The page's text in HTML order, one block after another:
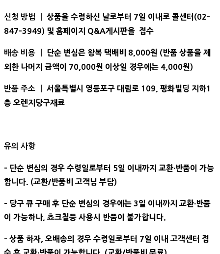
신청 방법 ㅣ 상품을 수령하신 날로부터 7일 이내로 콜센터(02-
847-3949) 및 홈페이지 Q&A게시판을 접수
배송 비용 ㅣ
단순 변심은 왕복 택배비 8,000원 (반품 상품을 제
외한 나머지 금액이 70,000원 이상일 경우에는 4,000원)
반품 주소 ㅣ 서울특별시 영등포구 대림로 109, 평화빌딩 지하1
층 오렌지당구재료
유의 사항
- 단순 변심의 경우 수령일로부터 5일 이내까지 교환∙반품이 가능
합니다. (교환/반품비 고객님 부담)
- 당구 큐 구매 후 단순 변심의 경우에는 3일 이내까지 교환∙반품
이 가능하나, 쵸크칠등 사용시 반품이 불가합니다.
- 상품 하자, 오배송의 경우 수령일로부터 7일 이내 고객센터 접